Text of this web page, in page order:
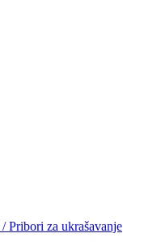
/Pribori za ukrašavanje